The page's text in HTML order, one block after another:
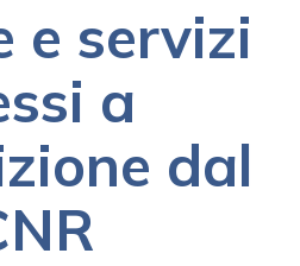
e servizi
a
dal